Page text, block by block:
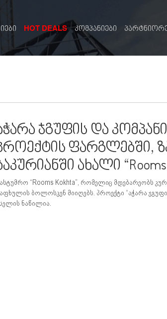
HOT DEALS კომპანიები
ჯგუფის და
ფარგლებში,
ახალი
“Rooms Kokhta”, რომელიც მდებარეობს
ბოლოსკენ მიიღებს. პროექტი “აჭარა
ნაწილია.